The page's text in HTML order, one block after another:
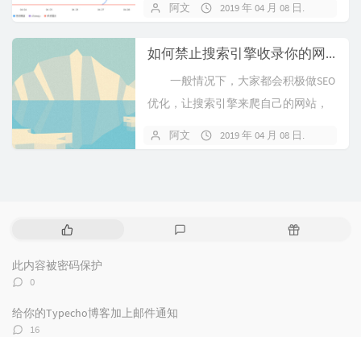
阿文 2019 年 04 月 08 日
如何禁止搜索引擎收录你的网站
一般情况下，大家都会积极做SEO
优化，让搜索引擎来爬自己的网站，
阿文 2019 年 04 月 08 日
热
文
章
随
此内容被密码保护
评
数：
0
给你的Typecho博客加上邮件通知
评
16